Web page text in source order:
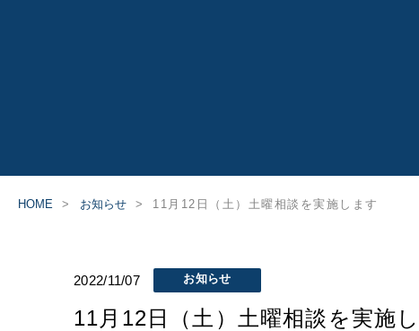
HOME お知らせ 11月12日（土）土曜相談を実施します
2022/11/07 お知らせ
11月12日（土）土曜相談を実施